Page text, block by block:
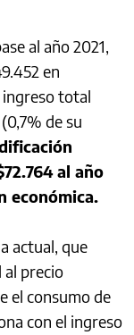
al año 2021,
en
ingreso total
de su
al año
económica.
actual, que
al precio
el consumo de
con el ingreso